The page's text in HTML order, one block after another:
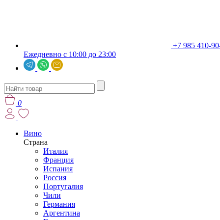
+7 985 410-
Ежедневно с 10:00 до 23:00
0
Вино
Страна
Италия
Франция
Испания
Россия
Португалия
Чили
Германия
Аргентина